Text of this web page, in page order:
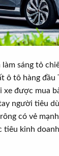
làm sáng tỏ
ô tô hàng đầu
xe được mua
người tiêu
có vẻ
tiêu kinh